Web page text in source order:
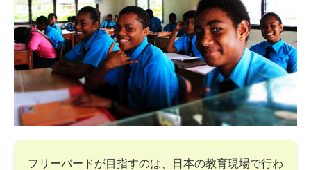
フリーバードが目指すのは、日本の教育現場で行わ